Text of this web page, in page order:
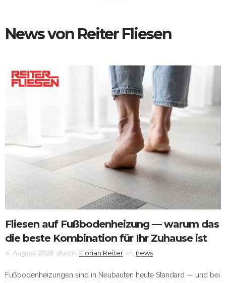
News von Reiter Fliesen
Fliesen auf Fußbodenheizung — warum das
die beste Kombination für Ihr Zuhause ist
4. August 2026 durch Florian Reiter in news
Fußbodenheizungen sind in Neubauten heute Standard — und bei